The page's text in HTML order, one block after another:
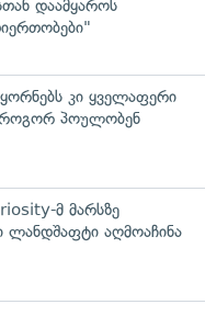
დაამყაროს
კი ყველაფერი
პოულობენ
მ მარსზე
ლანდშაფტი აღმოაჩინა